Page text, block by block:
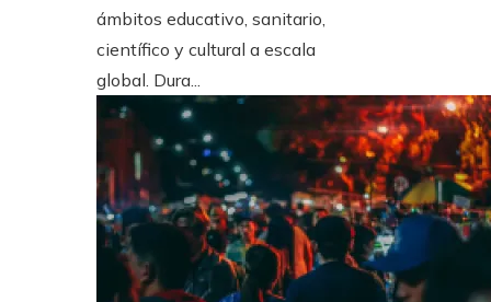
ámbitos educativo, sanitario,
científico y cultural a escala
global. Dura...